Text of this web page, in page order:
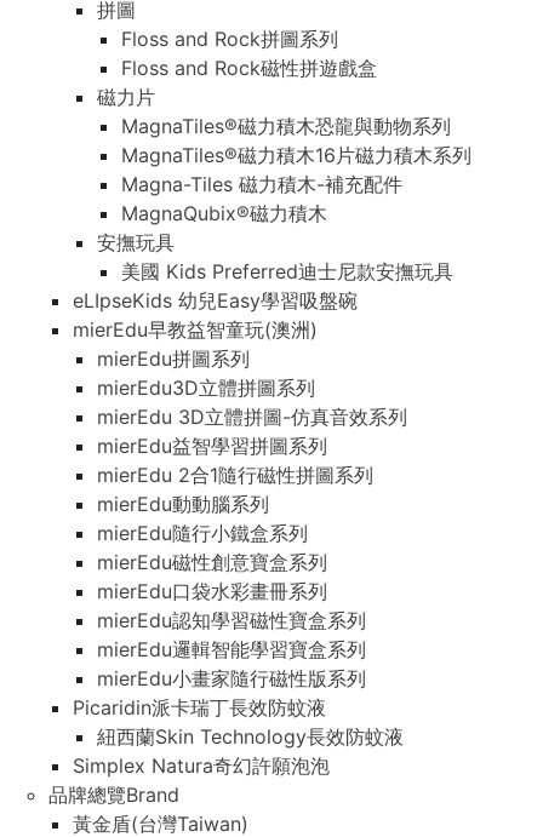
拼圖
Floss and Rock拼圖系列
Floss and Rock磁性拼遊戲盒
磁力片
MagnaTiles®磁力積木恐龍與動物系列
MagnaTiles®磁力積木16片磁力積木系列
Magna-Tiles 磁力積木-補充配件
MagnaQubix®磁力積木
安撫玩具
美國 Kids Preferred迪士尼款安撫玩具
eLIpseKids 幼兒Easy學習吸盤碗
mierEdu早教益智童玩(澳洲)
mierEdu拼圖系列
mierEdu3D立體拼圖系列
mierEdu 3D立體拼圖-仿真音效系列
mierEdu益智學習拼圖系列
mierEdu 2合1隨行磁性拼圖系列
mierEdu動動腦系列
mierEdu隨行小鐵盒系列
mierEdu磁性創意寶盒系列
mierEdu口袋水彩畫冊系列
mierEdu認知學習磁性寶盒系列
mierEdu邏輯智能學習寶盒系列
mierEdu小畫家隨行磁性版系列
Picaridin派卡瑞丁長效防蚊液
紐西蘭Skin Technology長效防蚊液
Simplex Natura奇幻許願泡泡
品牌總覽Brand
黃金盾(台灣Taiwan)